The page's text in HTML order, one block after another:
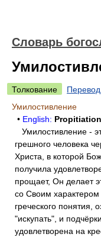
Словарь
Толкование
Перевод
Умилостивление
• English: Propitiation
Умилостивление -
грешного человека
Христа, в которой
получила
прощает, Он делает
со Своим
греческого понятия,
"искупать", и
удовлетворена на